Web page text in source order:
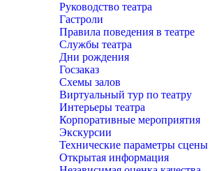
Руководство театра
Гастроли
Правила поведения в театре
Службы театра
Дни рождения
Госзаказ
Схемы залов
Виртуальный тур по театру
Интерьеры театра
Корпоративные мероприятия
Экскурсии
Технические параметры сцены
Открытая информация